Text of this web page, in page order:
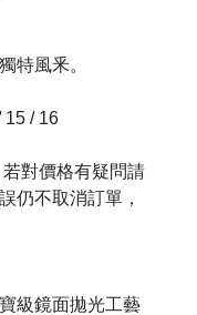
特風釆。
15 / 16
對價格有疑問請
仍不取消訂單，
級鏡面拋光工藝